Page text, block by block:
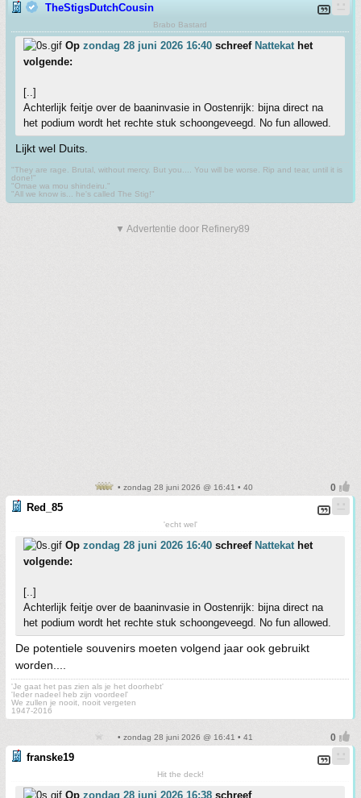
TheStigsDutchCousin
Brabo Bastard
Op zondag 28 juni 2026 16:40 schreef Nattekathet
volgende:
[..]
Achterlijk feitje over de baaninvasie in Oostenrijk: bijna direct na
het podium wordt het rechte stuk schoongeveegd. No fun allowed.
Lijkt wel Duits.
"They are rage. Brutal, without mercy. But you.... You will be worse. Rip and tear, until it is
done!"
"Omae wa mou shindeiru."
"All we know is... he's called The Stig!"
▼ Advertentie door Refinery89
• zondag 28 juni 2026 @ 16:41 • 40
Red_85
'echt wel'
Op zondag 28 juni 2026 16:40 schreef Nattekathet
volgende:
[..]
Achterlijk feitje over de baaninvasie in Oostenrijk: bijna direct na
het podium wordt het rechte stuk schoongeveegd. No fun allowed.
De potentiele souvenirs moeten volgend jaar ook gebruikt
worden....
'Je gaat het pas zien als je het doorhebt'
'Ieder nadeel heb zijn voordeel'
We zullen je nooit, nooit vergeten
1947-2016
• zondag 28 juni 2026 @ 16:41 • 41
franske19
Hit the deck!
Op zondag 28 juni 2026 16:38 schreef